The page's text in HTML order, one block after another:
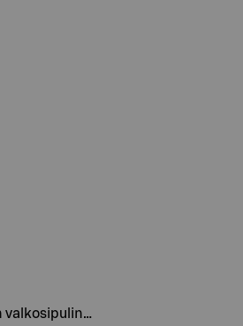
valkosipulin…